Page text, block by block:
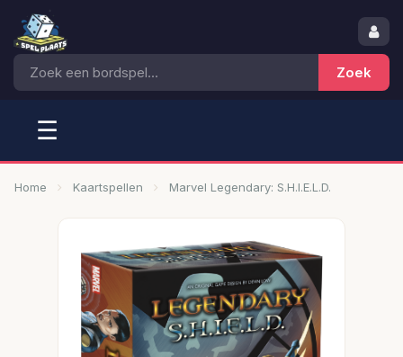
☰
Home Kaartspellen Marvel Legendary: S.H.I.E.L.D.